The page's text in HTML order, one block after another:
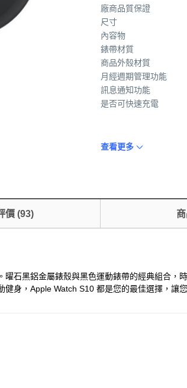
廠商品質保證
尺寸
內容物
錶帶材質
商品外殼材質
月經週期管理功能
訊息通知功能
是否可快速充電
查看更多
價 (93)
石黑鋁金屬錶殼與黑色運動錶帶的經典組合
身，Apple Watch S10 都是您的最佳選擇，讓